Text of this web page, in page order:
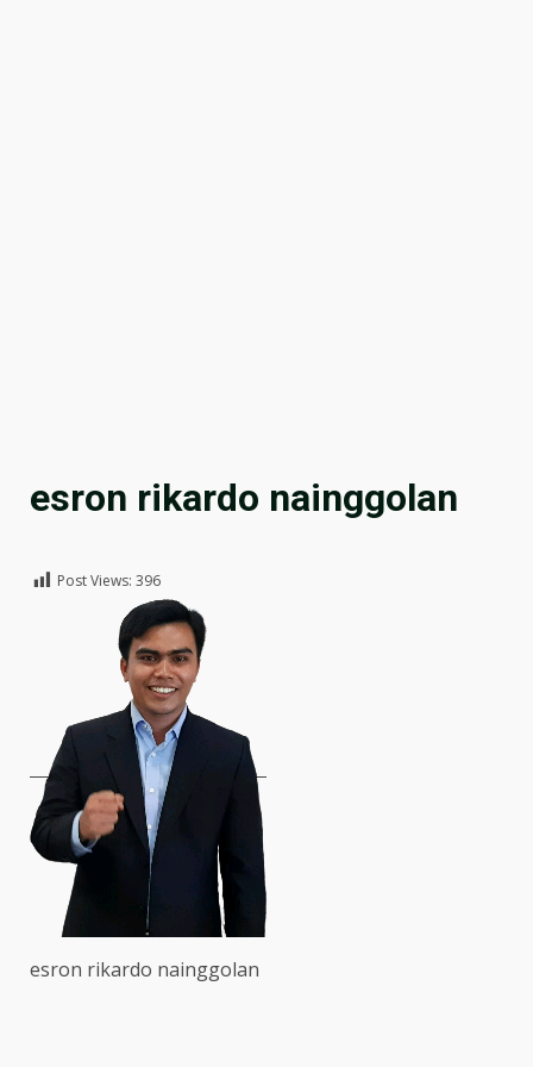
esron rikardo nainggolan
Post Views: 396
esron rikardo nainggolan